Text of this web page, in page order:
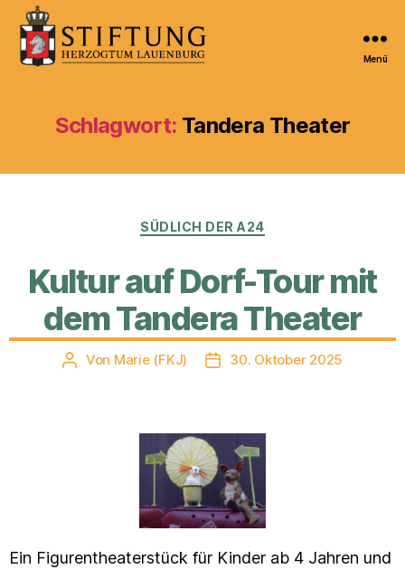
Stiftung
Herzogtum
Menü
Schlagwort: Tandera Theater
Kategorien
SÜDLICH DER A24
Kultur auf Dorf-Tour mit
dem Tandera Theater
Beitragsautor
Von Marie (FKJ) Veröffentlichungsdatum
30. Oktober 2025
Ein Figurenthea­ter­stück für Kinder ab 4 Jahren und